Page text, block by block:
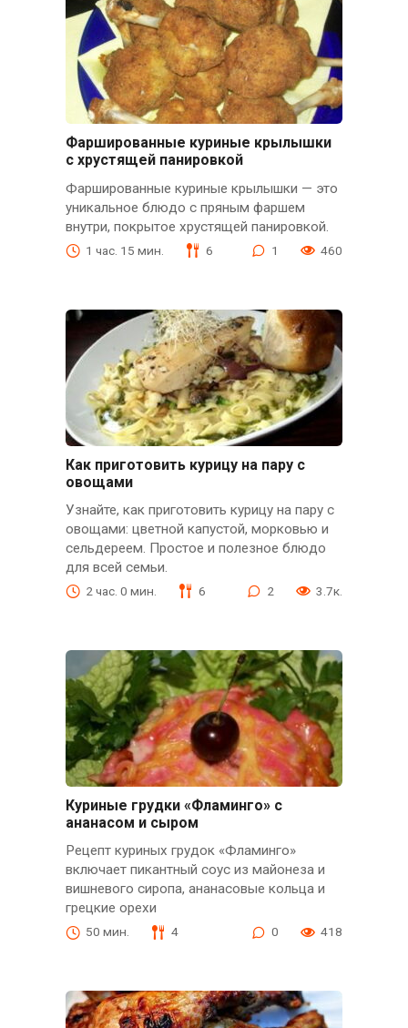
Фаршированные куриные крылышки
с хрустящей панировкой
Фаршированные куриные крылышки — это
уникальное блюдо с пряным фаршем
внутри, покрытое хрустящей панировкой.
1 час. 15 мин. 6 1 460
Как приготовить курицу на пару с
овощами
Узнайте, как приготовить курицу на пару с
овощами: цветной капустой, морковью и
сельдереем. Простое и полезное блюдо
для всей семьи.
2 час. 0 мин. 6 2 3.7к.
Куриные грудки «Фламинго» с
ананасом и сыром
Рецепт куриных грудок «Фламинго»
включает пикантный соус из майонеза и
вишневого сиропа, ананасовые кольца и
грецкие орехи
50 мин. 4 0 418